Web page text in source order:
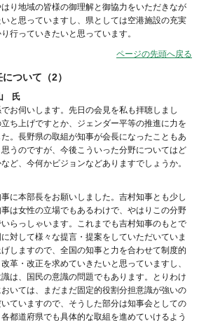
り地域の皆様の御理解と御協力をいただきなが
と思っていますし、県としては空港施設の充実
行っていきたいと思っています。
ページの先頭へ戻る
ついて（2）
氏
お伺いします。先日の会見を私も拝聴しまし
ち上げですとか、ジェンダー平等の推進に力を
。長野県の取組が知事が会長になったこともあ
うのですが、今後こういった分野についてはど
ど、今何かビジョンなどありますでしょうか。
に本部長をお願いしました。吉村知事とも少し
は女性の立場でもあるわけで、やはりこの分野
らっしゃいます。これまでも吉村知事のもとで
対して様々な提言・提案をしていただいていま
しますので、全国の知事と力を合わせて制度的
革・改正を求めていきたいと思っていますし、
は、国民の意識の問題でもあります。とりわけ
いては、まだまだ固定的役割分担意識が強いの
ていますので、そうした部分は知事会としての
都道府県でも具体的な取組を進めていけるよう